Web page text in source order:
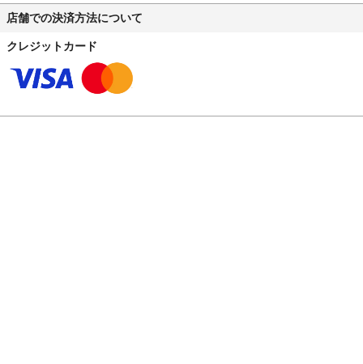
店舗での決済方法について
クレジットカード